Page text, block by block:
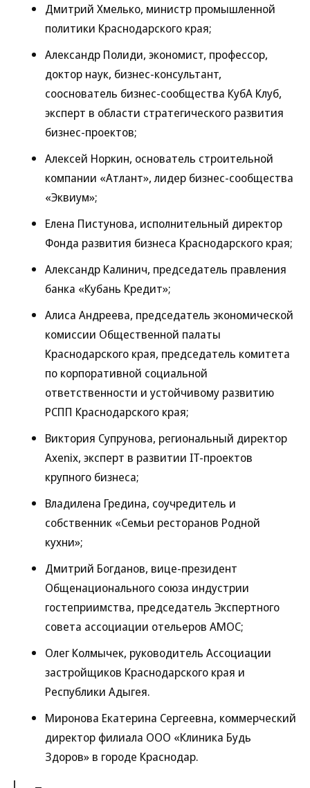
Дмитрий Хмелько, министр промышленной
политики Краснодарского края;
Александр Полиди, экономист, профессор,
доктор наук, бизнес-консультант,
сооснователь бизнес-сообщества КубА Клуб,
эксперт в области стратегического развития
бизнес-проектов;
Алексей Норкин, основатель строительной
компании «Атлант», лидер бизнес-сообщества
«Эквиум»;
Елена Пистунова, исполнительный директор
Фонда развития бизнеса Краснодарского края;
Александр Калинич, председатель правления
банка «Кубань Кредит»;
Алиса Андреева, председатель экономической
комиссии Общественной палаты
Краснодарского края, председатель комитета
по корпоративной социальной
ответственности и устойчивому развитию
РСПП Краснодарского края;
Виктория Супрунова, региональный директор
Axenix, эксперт в развитии IT-проектов
крупного бизнеса;
Владилена Гредина, соучредитель и
собственник «Семьи ресторанов Родной
кухни»;
Дмитрий Богданов, вице-президент
Общенационального союза индустрии
гостеприимства, председатель Экспертного
совета ассоциации отельеров АМОС;
Олег Колмычек, руководитель Ассоциации
застройщиков Краснодарского края и
Республики Адыгея.
Миронова Екатерина Сергеевна, коммерческий
директор филиала ООО «Клиника Будь
Здоров» в городе Краснодар.